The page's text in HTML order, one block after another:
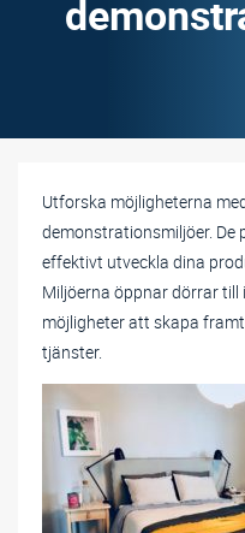
Utforska möjligheterna
demonstrationsmiljöer. De
effektivt utveckla dina
Miljöerna öppnar dörrar
möjligheter att skapa
tjänster.